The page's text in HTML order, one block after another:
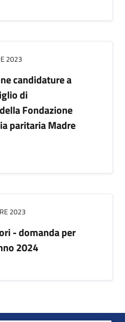
2023
candidature a
di
Fondazione
paritaria Madre
2023
- domanda per
2024